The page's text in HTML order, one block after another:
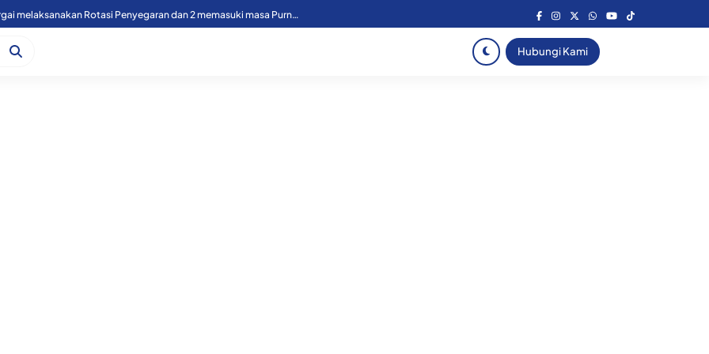
49 Personil Polres Sergai melaksanakan Rotasi Penyegaran dan 2 memasuki masa Purnawirawan
Hubungi Kami